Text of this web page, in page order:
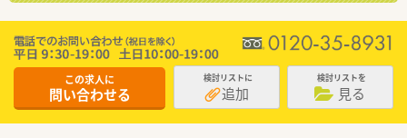
この求人に
問い合わせる
検討リストに
追加
検討リストを
見る